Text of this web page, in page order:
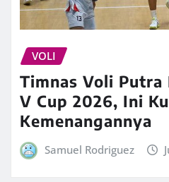
VOLI
Timnas Voli Putra
V Cup 2026, Ini
Kemenangannya
Samuel Rodriguez